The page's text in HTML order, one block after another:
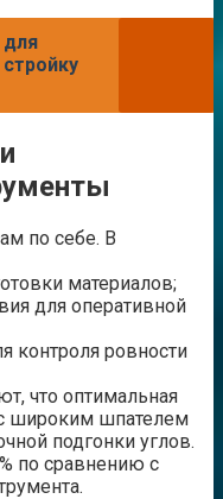
по себе. В
материалов;
для оперативной
контроля ровности
что оптимальная
широким шпателем
подгонки углов.
по сравнению с